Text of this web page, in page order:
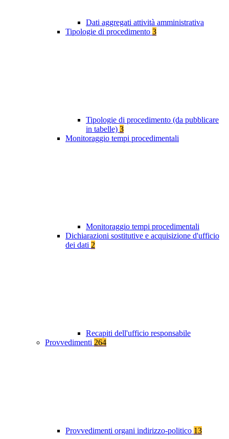
Dati aggregati attività amministrativa
Tipologie di procedimento 3
Tipologie di procedimento (da pubblicare
in tabelle) 3
Monitoraggio tempi procedimentali
Monitoraggio tempi procedimentali
Dichiarazioni sostitutive e acquisizione d'ufficio
dei dati 2
Recapiti dell'ufficio responsabile
Provvedimenti 264
Provvedimenti organi indirizzo-politico 13